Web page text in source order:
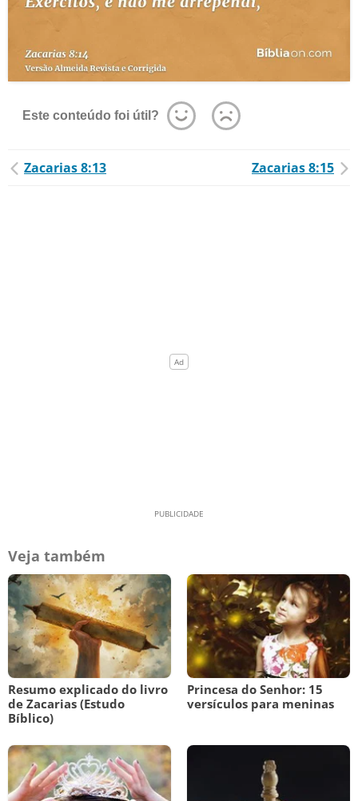
Este conteúdo foi útil?
Zacarias 8:13 Zacarias 8:15
Veja também
Resumo explicado do livro
de Zacarias (Estudo
Bíblico)
Princesa do Senhor: 15
versículos para meninas